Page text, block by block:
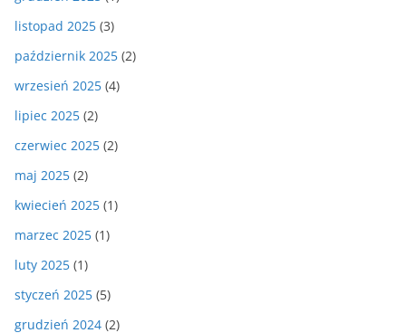
listopad 2025 (3)
październik 2025 (2)
wrzesień 2025 (4)
lipiec 2025 (2)
czerwiec 2025 (2)
maj 2025 (2)
kwiecień 2025 (1)
marzec 2025 (1)
luty 2025 (1)
styczeń 2025 (5)
grudzień 2024 (2)